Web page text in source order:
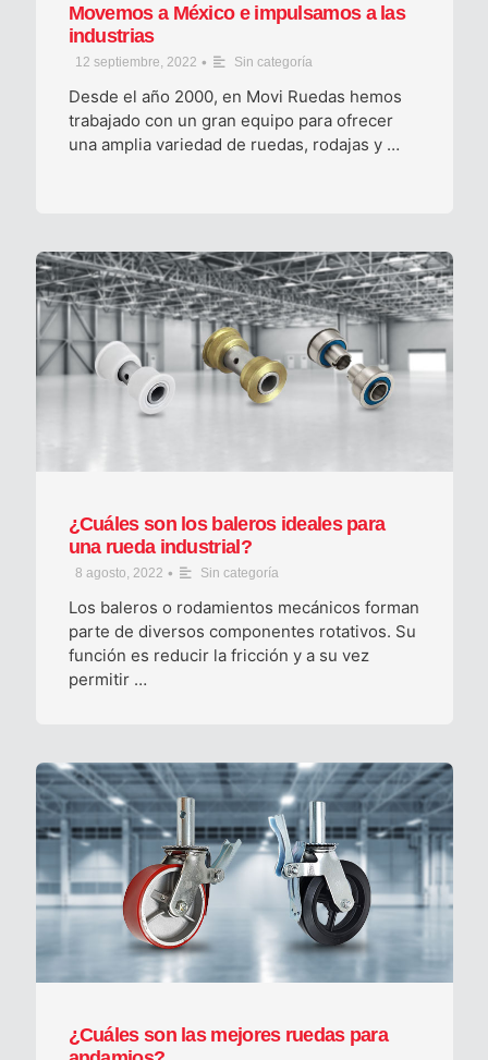
Movemos a México e impulsamos a las
industrias
12 septiembre, 2022 • Sin categoría
Desde el año 2000, en Movi Ruedas hemos
trabajado con un gran equipo para ofrecer
una amplia variedad de ruedas, rodajas y …
¿Cuáles son los baleros ideales para
una rueda industrial?
8 agosto, 2022 • Sin categoría
Los baleros o rodamientos mecánicos forman
parte de diversos componentes rotativos. Su
función es reducir la fricción y a su vez
permitir …
¿Cuáles son las mejores ruedas para